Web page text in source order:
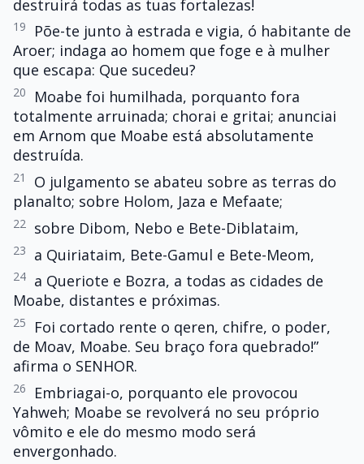
destruirá todas as tuas fortalezas!
19
Põe-te junto à estrada e vigia, ó habitante de
Aroer; indaga ao homem que foge e à mulher
que escapa: Que sucedeu?
20
Moabe foi humilhada, porquanto fora
totalmente arruinada; chorai e gritai; anunciai
em Arnom que Moabe está absolutamente
destruída.
21
O julgamento se abateu sobre as terras do
planalto; sobre Holom, Jaza e Mefaate;
22 sobre Dibom, Nebo e Bete-Diblataim,
23 a Quiriataim, Bete-Gamul e Bete-Meom,
24 a Queriote e Bozra, a todas as cidades de
Moabe, distantes e próximas.
25
Foi cortado rente o qeren, chifre, o poder,
de Moav, Moabe. Seu braço fora quebrado!”
afirma o SENHOR.
26
Embriagai-o, porquanto ele provocou
Yahweh; Moabe se revolverá no seu próprio
vômito e ele do mesmo modo será
envergonhado.